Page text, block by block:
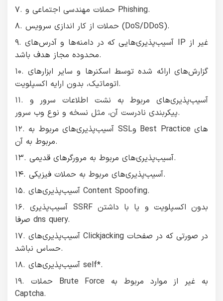
۷. حملات مهندسی اجتماعی و Phishing.
۸. حملات از كار اندازی سرویس (DoS/DDoS).
۹. آسيب‌پذيری‌هایی که در دامنه‌ها و آدرس‌های IP غير از
محدوده‌ مجاز هدف باشد.
۱۰. گزارش‌های ارائه شده توسط اسکنر‌ها و سایر ابزار‌های
اتوماتیک، بدون ارایه اکسپلویت.
۱۱. آسیب‌پذیری‌های مربوط به نشت اطلاعات سرور و
پیکربندی نادرست آن، مثل نسخه و نوع وب سرور.
۱۲. آسیب‌پذیری‌های مربوط به SSLو Best Practice های‌
مربوط به آن.
۱۳. آسیب‌پذیری‌های مربوط به مرورگرهای قدیمی.
۱۴. آسیب‌پذیری‌های مربوط به حملات فیزیکی.
۱۵. آسیب‌پذیری‌های Content Spoofing.
۱۶. آسیب‌پذیری‌ SSRF بدون اکسپلویت و یا با داشتن
صرفا dns query.
۱۷. آسیب‌پذیری‌های Clickjacking در صورتی که در صفحات
حساس نباشد.
۱۸. آسیب‌پذیری‌های self*.
۱۹. حملات Brute Force به غیر از موارد مربوط به
Captcha.